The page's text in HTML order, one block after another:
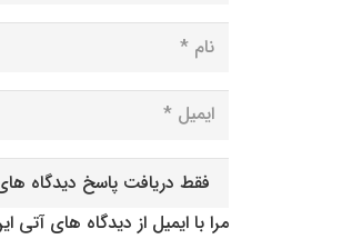
مرا با ایمیل از دیدگاه های